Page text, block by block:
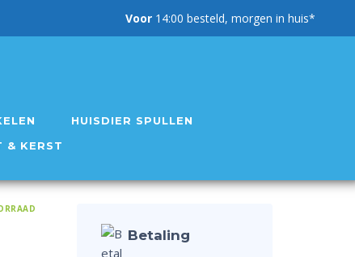
Voor 14:00 besteld, morgen in huis*
HUISDIER SPULLEN
& KERST
Betaling